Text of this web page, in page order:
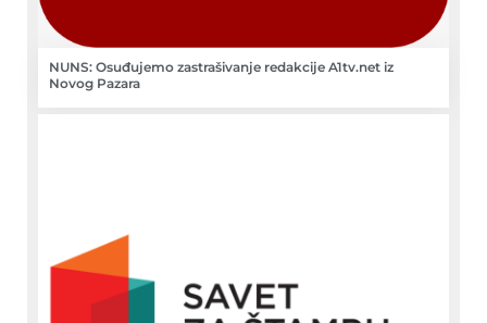
NUNS: Osuđujemo zastrašivanje redakcije A1tv.net iz
Novog Pazara